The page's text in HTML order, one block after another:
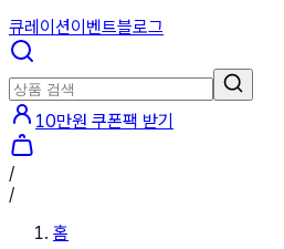
큐레이션이벤트블로그
10만원 쿠폰팩 받기
/
/
홈